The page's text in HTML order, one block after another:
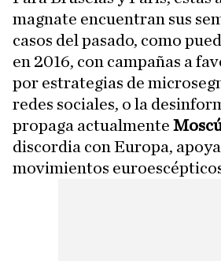
magnate encuentran sus
casos del pasado, como
en 2016, con campañas a
por estrategias de
redes sociales, o la
propaga actualmente
discordia con Europa,
movimientos